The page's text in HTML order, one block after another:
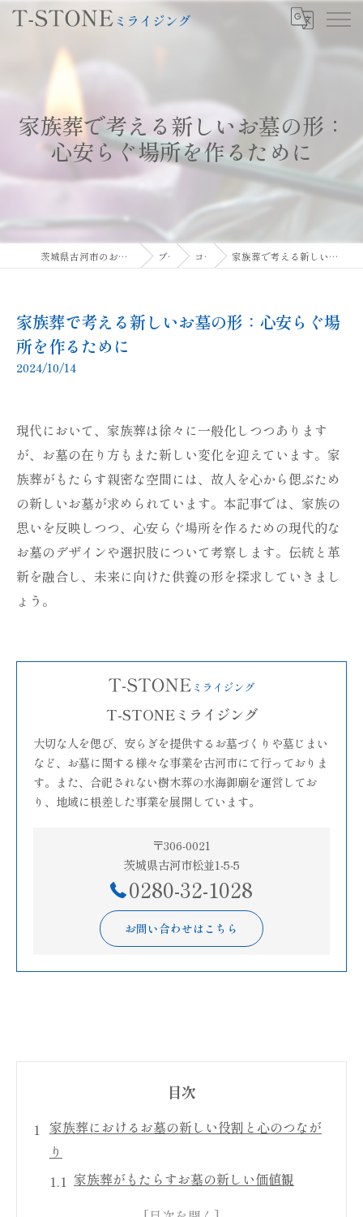
家族葬で考える新しいお墓の形：
心安らぐ場所を作るために
茨城県古河市のお墓ならT-STONEミライジング ブログ コラム 家族葬で考える新しいお墓の形：心安らぐ場所を作るために
家族葬で考える新しいお墓の形：心安らぐ場
所を作るために
2024/10/14
現代において、家族葬は徐々に一般化しつつあります
が、お墓の在り方もまた新しい変化を迎えています。家
族葬がもたらす親密な空間には、故人を心から偲ぶため
の新しいお墓が求められています。本記事では、家族の
思いを反映しつつ、心安らぐ場所を作るための現代的な
お墓のデザインや選択肢について考察します。伝統と革
新を融合し、未来に向けた供養の形を探求していきまし
ょう。
T-STONEミライジング
大切な人を偲び、安らぎを提供するお墓づくりや墓じまい
など、お墓に関する様々な事業を古河市にて行っておりま
す。また、合祀されない樹木葬の水海御廟を運営してお
り、地域に根差した事業を展開しています。
〒306-0021
茨城県古河市松並1-5-5
0280-32-1028
お問い合わせはこちら
目次
家族葬におけるお墓の新しい役割と心のつなが
り
家族葬がもたらすお墓の新しい価値観
心のつながりを深めるお墓の形とは